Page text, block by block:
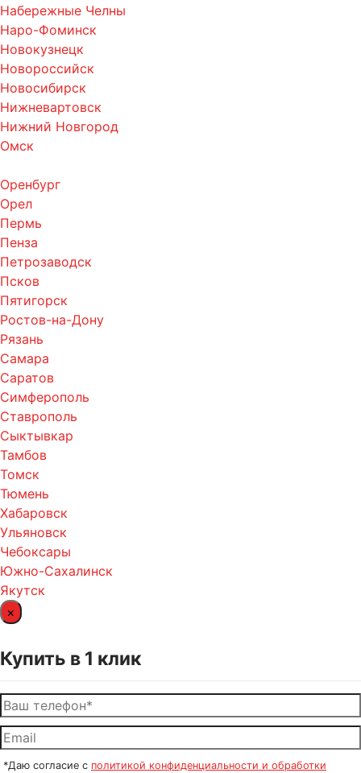
Набережные Челны
Наро-Фоминск
Новокузнецк
Новороссийск
Новосибирск
Нижневартовск
Нижний Новгород
Омск
Оренбург
Орел
Пермь
Пенза
Петрозаводск
Псков
Пятигорск
Ростов-на-Дону
Рязань
Самара
Саратов
Симферополь
Ставрополь
Сыктывкар
Тамбов
Томск
Тюмень
Хабаровск
Ульяновск
Чебоксары
Южно-Сахалинск
Якутск
×
Купить в 1 клик
*Даю согласие с политикой конфиденциальности и обработки